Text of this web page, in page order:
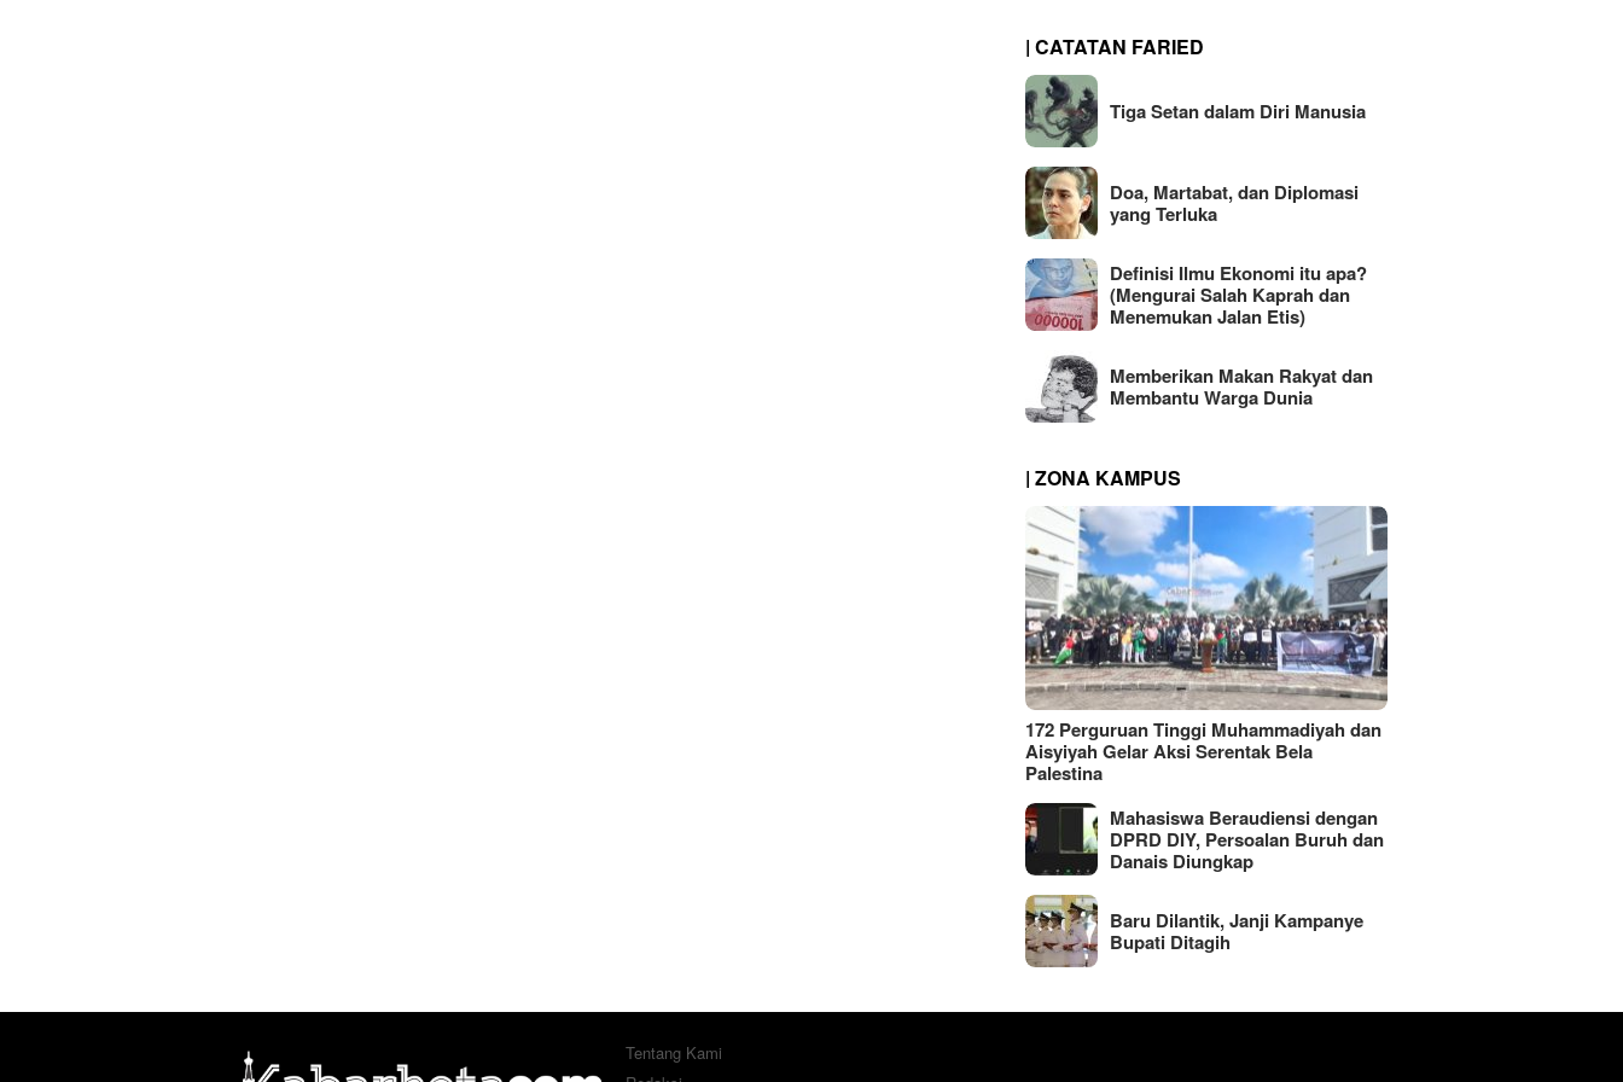
| CATATAN FARIED
Tiga Setan dalam Diri Manusia
Doa, Martabat, dan Diplomasi
yang Terluka
Definisi Ilmu Ekonomi itu apa?
(Mengurai Salah Kaprah dan
Menemukan Jalan Etis)
Memberikan Makan Rakyat dan
Membantu Warga Dunia
| ZONA KAMPUS
172 Perguruan Tinggi Muhammadiyah dan
Aisyiyah Gelar Aksi Serentak Bela
Palestina
Mahasiswa Beraudiensi dengan
DPRD DIY, Persoalan Buruh dan
Danais Diungkap
Baru Dilantik, Janji Kampanye
Bupati Ditagih
Tentang Kami